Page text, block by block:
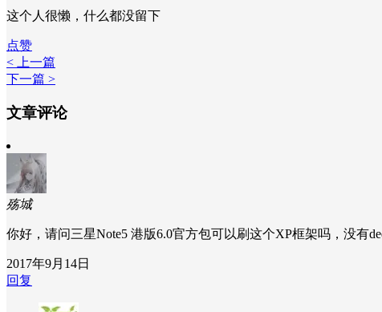
这个人很懒，什么都没留下
点赞
< 上一篇
下一篇 >
文章评论
殇城
你好，请问三星Note5 港版6.0官方包可以刷这个XP框架吗，没有
2017年9月14日
回复